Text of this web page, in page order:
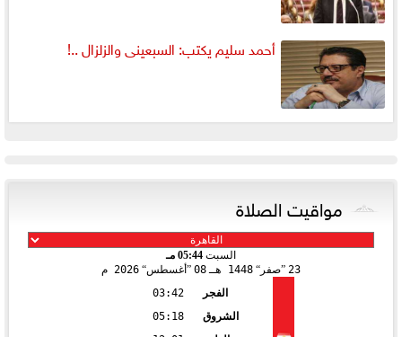
أحمد سليم يكتب: السبعينى والزلزال ..!
مواقيت الصلاة
السبت 05:44 مـ
23
صفر 1448 هـ 08 أغسطس 2026 م
الفجر
03:42
الشروق
05:18